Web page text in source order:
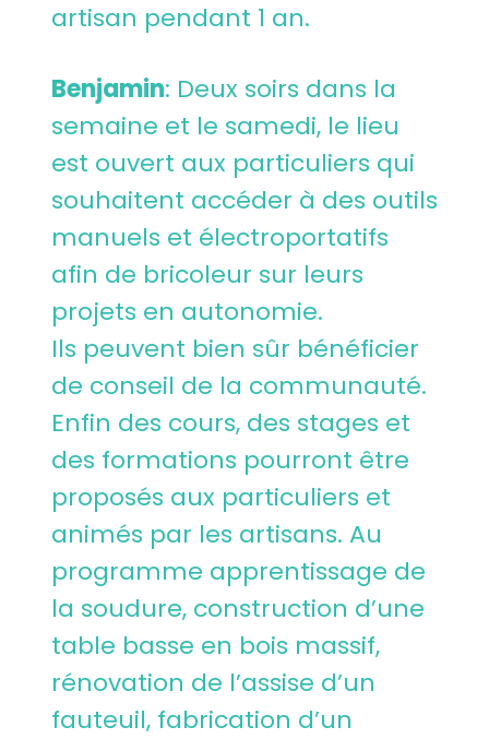
artisan pendant 1 an.
Benjamin: Deux soirs dans la
semaine et le samedi, le lieu
est ouvert aux particuliers qui
souhaitent accéder à des outils
manuels et électroportatifs
afin de bricoleur sur leurs
projets en autonomie.
Ils peuvent bien sûr bénéficier
de conseil de la communauté.
Enfin des cours, des stages et
des formations pourront être
proposés aux particuliers et
animés par les artisans. Au
programme apprentissage de
la soudure, construction d’une
table basse en bois massif,
rénovation de l’assise d’un
fauteuil, fabrication d’un